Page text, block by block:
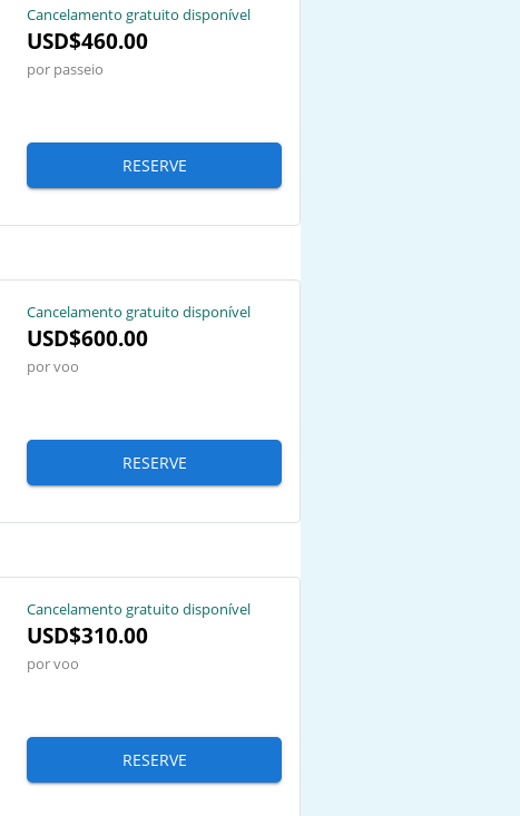
Cancelamento gratuito disponível
USD$460.00
por passeio
RESERVE
Cancelamento gratuito disponível
USD$600.00
por voo
RESERVE
Cancelamento gratuito disponível
USD$310.00
por voo
RESERVE